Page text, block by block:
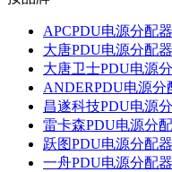
APCPDU电源分配
大唐PDU电源分配
大唐卫士PDU电源
ANDERPDU电源分
昌遂科技PDU电源
雷卡森PDU电源分
跃图PDU电源分配
一舟PDU电源分配